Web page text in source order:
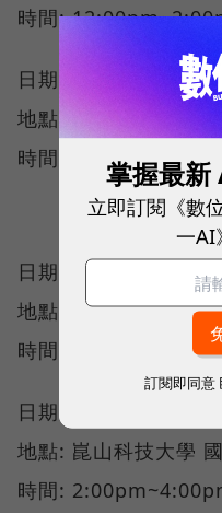
時間:
日期: 12月7日
地點: 逢甲大學 圖書
時間: 3:10pm~5:10pm
日期: 12月10日
地點: 中山大學 圖資
時間:
日期: 12月12日
地點: 崑山科技大學
時間:
掌握最新
立即訂閱《數
一AI
訂閱即同意